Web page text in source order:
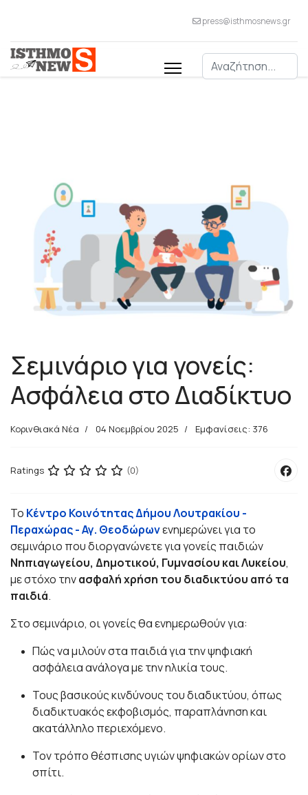
press@isthmosnews.gr
Αναζήτηση
Σεμινάριο για γονείς:
Ασφάλεια στο Διαδίκτυο
Κορινθιακά Νέα 04 Νοεμβρίου 2025 Εμφανίσεις: 376
Ratings (0)
Το Κέντρο Κοινότητας Δήμου Λουτρακίου -
Περαχώρας - Αγ. Θεοδώρωνενημερώνει για το
σεμινάριο που διοργανώνετε για γονείς παιδιών
Νηπιαγωγείου, Δημοτικού, Γυμνασίου και Λυκείου,
με στόχο τηνασφαλή χρήση του διαδικτύου από τα
παιδιά.
Στο σεμινάριο, οι γονείς θα ενημερωθούν για:
Πώς να μιλούν στα παιδιά για την ψηφιακή
ασφάλεια ανάλογα με την ηλικία τους.
Τους βασικούς κινδύνους του διαδικτύου, όπως
διαδικτυακός εκφοβισμός, παραπλάνηση και
ακατάλληλο περιεχόμενο.
Τον τρόπο θέσπισης υγιών ψηφιακών ορίων στο
σπίτι.